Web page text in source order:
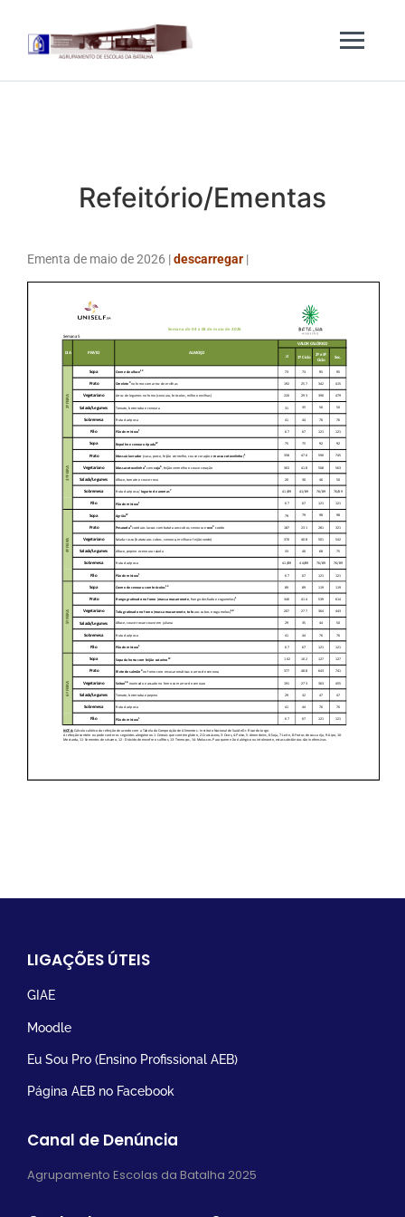
Refeitório/Ementas
Ementa de maio de 2026 |descarregar |
LIGAÇÕES ÚTEIS
GIAE
Moodle
Eu Sou Pro (Ensino Profissional AEB)
Página AEB no Facebook
Canal de Denúncia
Agrupamento Escolas da Batalha 2025